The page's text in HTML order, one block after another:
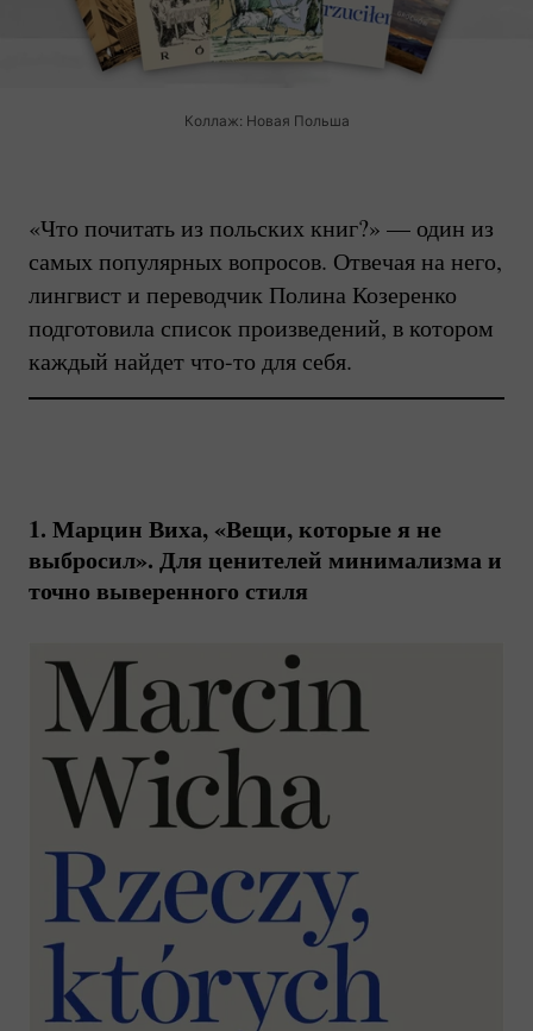
Коллаж: Новая Польша
«Что почитать из польских книг?» — один из
самых популярных вопросов. Отвечая на него,
лингвист и переводчик Полина Козеренко
подготовила список произведений, в котором
каждый найдетчто-то для себя.
1. Марцин Виха, «Вещи, которые я не
выбросил». Для ценителей минимализма и
точно выверенного стиля